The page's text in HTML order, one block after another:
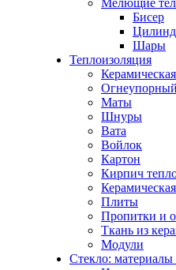
Мелющие
Бисер
Шары
Теплоизоляция
Маты
Шнуры
Вата
Войлок
Картон
Кирпич
Плиты
Пропитки и
Ткань из
Модули
Стекло: